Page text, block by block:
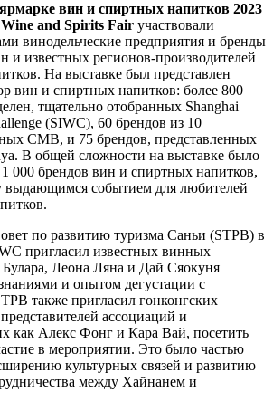
вин и спиртных напитков 2023
and Spirits Fair участвовали
винодельческие предприятия и бренды
и известных регионов-производителей
На выставке был представлен
вин и спиртных напитков: более 800
тщательно отобранных Shanghai
(SIWC), 60 брендов из 10
CMB, и 75 брендов, представленных
В общей сложности на выставке было
1 000 брендов вин и спиртных напитков,
выдающимся событием для любителей
по развитию туризма Саньи (STPB) в
пригласил известных винных
Леона Ляна и Дай Сяокуня
и опытом дегустации с
также пригласил гонконгских
ассоциаций и
как Алекс Фонг и Кара Вай, посетить
в мероприятии. Это было частью
культурных связей и развитию
между Хайнанем и